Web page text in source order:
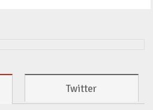
Twitter